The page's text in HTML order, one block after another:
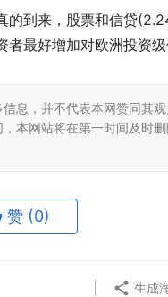
的到来，股票和信贷
最好增加对欧洲投资级
息，并不代表本网赞同其
本网站将在第一时间及时
赞 (0)
生成
新国际峰会